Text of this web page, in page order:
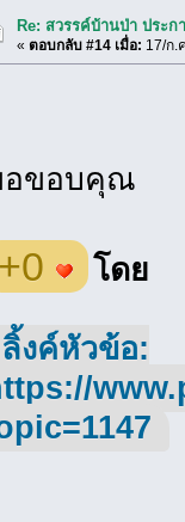
Re: สวรรค์บ้านป่า ประก
«ตอบกลับ #14 เมื่อ: 17/ก.
ขอบคุณ
+0 โดย
ลิ้งค์หัวข้อ: